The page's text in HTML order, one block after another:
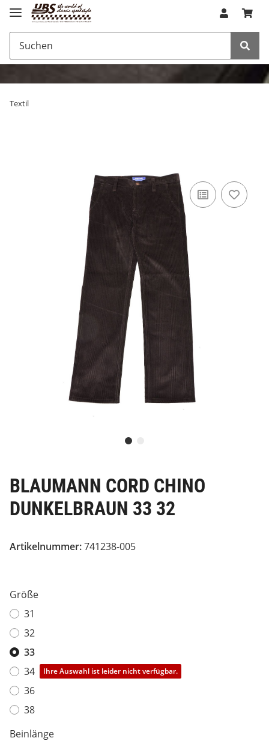
Textil
BLAUMANN CORD CHINO
DUNKELBRAUN 33 32
Artikelnummer:741238-005
Größe
31
32
33
34
Ihre Auswahl ist leider nicht verfügbar.
36
38
Beinlänge